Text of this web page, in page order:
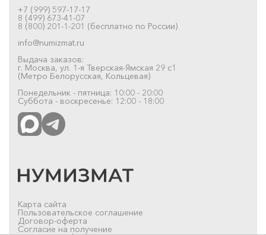
+7 (999) 597-17-17
8 (499) 673-41-07
8 (800) 201-1-201 (бесплатно по России)
info@numizmat.ru
Выдача заказов:
г. Москва, ул. 1-я Тверская-Ямская 29 с1
(Метро Белорусская, Кольцевая)
Понедельник - пятница: 10:00 - 20:00
Суббота - воскресенье: 12:00 - 18:00
Карта сайта
Пользовательское соглашение
Договор-оферта
Согласие на получение